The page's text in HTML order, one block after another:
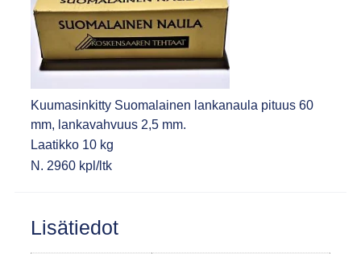
Kuumasinkitty Suomalainen lankanaula pituus 60
mm, lankavahvuus 2,5 mm.
Laatikko 10 kg
N. 2960 kpl/ltk
Lisätiedot